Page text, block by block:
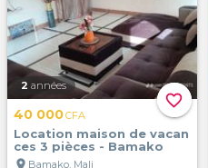
favorite_border
2 années
40 000CFA
Location maison de vacan
ces 3 pièces - Bamako
location_on Bamako, Mali